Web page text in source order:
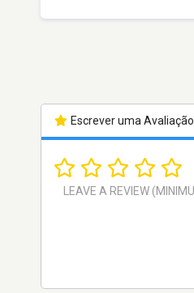
Escrever uma Avaliação